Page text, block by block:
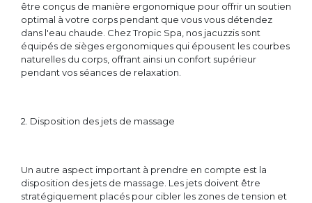
être conçus de manière ergonomique pour offrir un soutien
optimal à votre corps pendant que vous vous détendez
dans l'eau chaude. Chez Tropic Spa, nos jacuzzis sont
équipés de sièges ergonomiques qui épousent les courbes
naturelles du corps, offrant ainsi un confort supérieur
pendant vos séances de relaxation.
2. Disposition des jets de massage
Un autre aspect important à prendre en compte est la
disposition des jets de massage. Les jets doivent être
stratégiquement placés pour cibler les zones de tension et